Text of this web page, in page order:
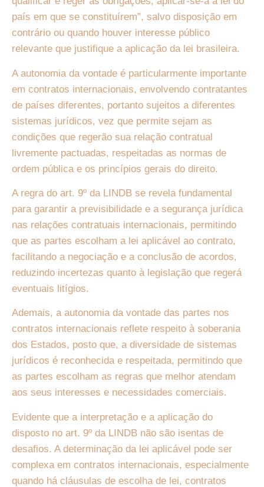
país em que se constituírem”, salvo disposição em
contrário ou quando houver interesse público
relevante que justifique a aplicação da lei brasileira.
A autonomia da vontade é particularmente importante
em contratos internacionais, envolvendo contratantes
de países diferentes, portanto sujeitos a diferentes
sistemas jurídicos, vez que permite sejam as
condições que regerão sua relação contratual
livremente pactuadas, respeitadas as normas de
ordem pública e os princípios gerais do direito.
A regra do art. 9º da LINDB se revela fundamental
para garantir a previsibilidade e a segurança jurídica
nas relações contratuais internacionais, permitindo
que as partes escolham a lei aplicável ao contrato,
facilitando a negociação e a conclusão de acordos,
reduzindo incertezas quanto à legislação que regerá
eventuais litígios.
Ademais, a autonomia da vontade das partes nos
contratos internacionais reflete respeito à soberania
dos Estados, posto que, a diversidade de sistemas
jurídicos é reconhecida e respeitada, permitindo que
as partes escolham as regras que melhor atendam
aos seus interesses e necessidades comerciais.
Evidente que a interpretação e a aplicação do
disposto no art. 9º da LINDB não são isentas de
desafios. A determinação da lei aplicável pode ser
complexa em contratos internacionais, especialmente
quando há cláusulas de escolha de lei, contratos